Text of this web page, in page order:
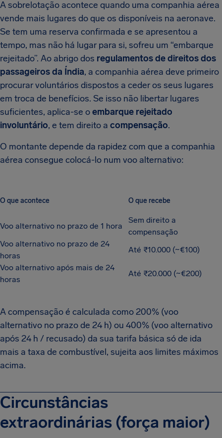
A sobrelotação acontece quando uma companhia aérea
vende mais lugares do que os disponíveis na aeronave.
Se tem uma reserva confirmada e se apresentou a
tempo, mas não há lugar para si, sofreu um “embarque
rejeitado”. Ao abrigo dos regulamentos de direitos dos
passageiros da Índia, a companhia aérea deve primeiro
procurar voluntários dispostos a ceder os seus lugares
em troca de benefícios. Se isso não libertar lugares
suficientes, aplica-se oembarque rejeitado
involuntário, e tem direito a compensação.
O montante depende da rapidez com que a companhia
aérea consegue colocá-lo num voo alternativo:
O que acontece O que recebe
Voo alternativo no prazo de 1 hora
Sem direito a
compensação
Voo alternativo no prazo de 24
horas
Até ₹10.000 (~€100)
Voo alternativo após mais de 24
horas
Até ₹20.000 (~€200)
A compensação é calculada como 200% (voo
alternativo no prazo de 24 h) ou 400% (voo alternativo
após 24 h / recusado) da sua tarifa básica só de ida
mais a taxa de combustível, sujeita aos limites máximos
acima.
Circunstâncias
extraordinárias (força maior)